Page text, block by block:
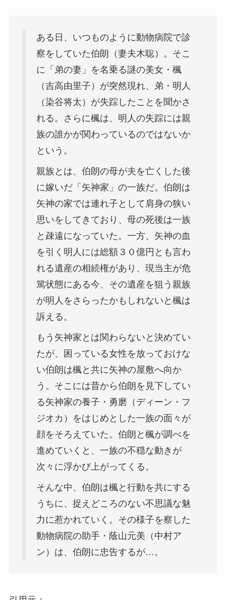
ある日、いつものように動物病院で診
察をしていた伯朗（妻夫木聡）。そこ
に「弟の妻」を名乗る謎の美女・楓
（吉高由里子）が突然現れ、弟・明人
（染谷将太）が失踪したことを聞かさ
れる。さらに楓は、明人の失踪には親
族の誰かが関わっているのではないか
という。
親族とは、伯朗の母が夫を亡くした後
に嫁いだ「矢神家」の一族だ。伯朗は
矢神の家では連れ子として肩身の狭い
思いをしてきており、母の死後は一族
と疎遠になっていた。一方、矢神の血
を引く明人には総額３０億円とも言わ
れる遺産の相続権があり、現当主が危
篤状態にある今、その遺産を狙う親族
が明人をさらったかもしれないと楓は
訴える。
もう矢神家とは関わらないと決めてい
たが、困っている女性を放っておけな
い伯朗は楓と共に矢神の屋敷へ向か
う。そこには昔から伯朗を見下してい
る矢神家の養子・勇磨（ディーン・フ
ジオカ）をはじめとした一族の面々が
顔をそろえていた。伯朗と楓が調べを
進めていくと、一族の不穏な動きが
次々に浮かび上がってくる。
そんな中、伯朗は楓と行動を共にする
うちに、捉えどころのない不思議な魅
力に惹かれていく。その様子を察した
動物病院の助手・蔭山元美（中村ア
ン）は、伯朗に忠告するが…。